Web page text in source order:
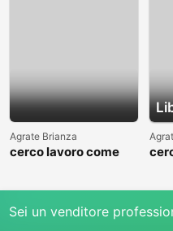
Agrate Brianza
cerco lavoro come
Sei un venditore